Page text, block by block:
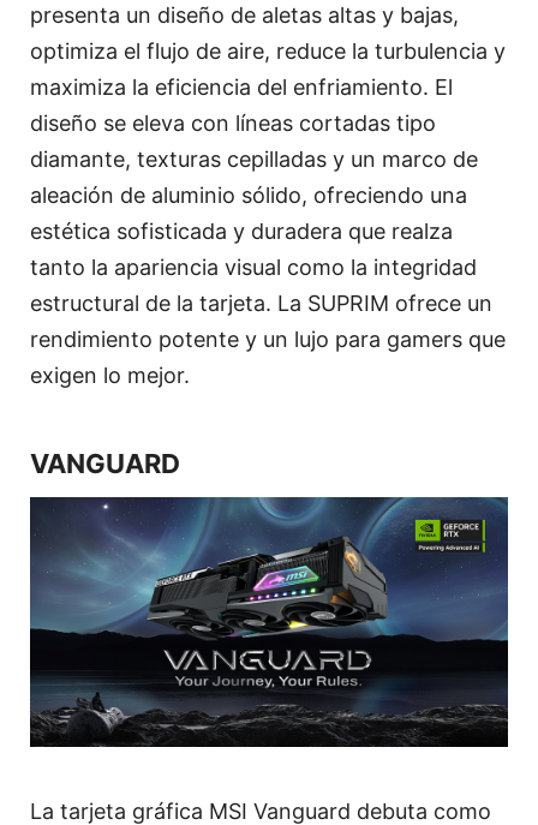
presenta un diseño de aletas altas y bajas,
optimiza el flujo de aire, reduce la turbulencia y
maximiza la eficiencia del enfriamiento. El
diseño se eleva con líneas cortadas tipo
diamante, texturas cepilladas y un marco de
aleación de aluminio sólido, ofreciendo una
estética sofisticada y duradera que realza
tanto la apariencia visual como la integridad
estructural de la tarjeta. La SUPRIM ofrece un
rendimiento potente y un lujo para gamers que
exigen lo mejor.
VANGUARD
La tarjeta gráfica MSI Vanguard debuta como